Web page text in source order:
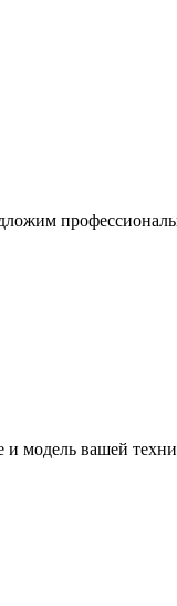
и модель вашей